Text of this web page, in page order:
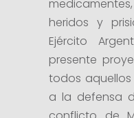
heridos y
Ejército
presente
todos
a la defensa